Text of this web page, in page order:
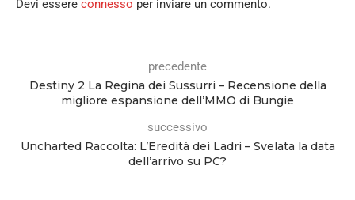
Devi essere connesso per inviare un commento.
precedente
Destiny 2 La Regina dei Sussurri – Recensione della
migliore espansione dell’MMO di Bungie
successivo
Uncharted Raccolta: L’Eredità dei Ladri – Svelata la data
dell’arrivo su PC?